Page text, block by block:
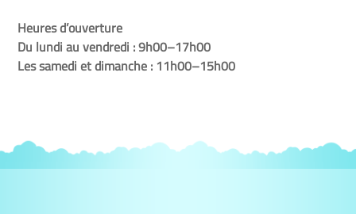
Heures d’ouverture
Du lundi au vendredi : 9h00–17h00
Les samedi et dimanche : 11h00–15h00